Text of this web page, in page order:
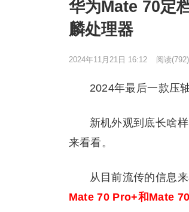
华为Mate 70定
麟处理器
2024年11月21日 16:12 阅读(792)
2024年最后一款
新机外观到底长啥
来看看。
从目前流传的信息来
Mate 70 Pro+和Mate 70